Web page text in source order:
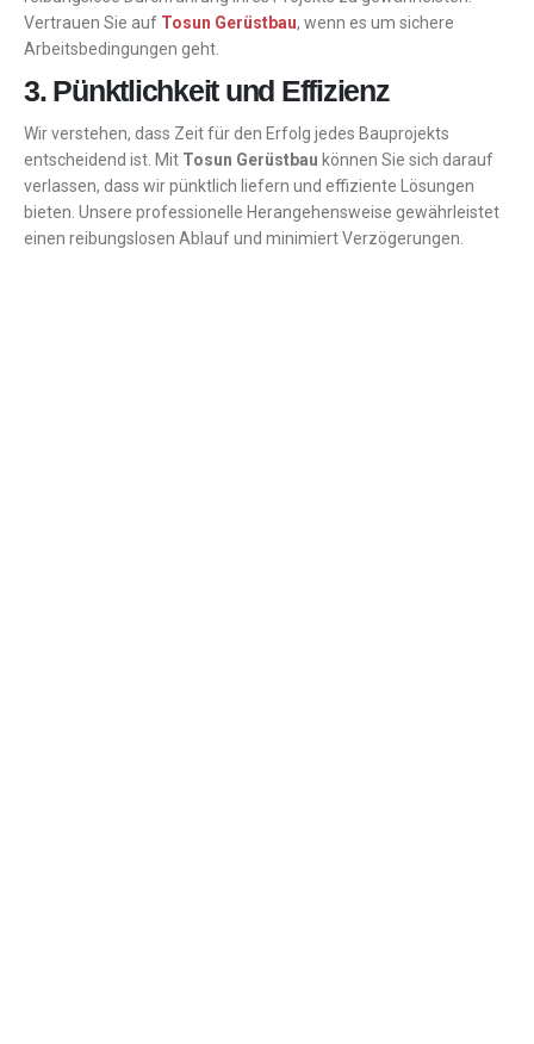
Vertrauen Sie auf Tosun Gerüstbau, wenn es um sichere
Arbeitsbedingungen geht.
3. Pünktlichkeit und Effizienz
Wir verstehen, dass Zeit für den Erfolg jedes Bauprojekts
entscheidend ist. Mit Tosun Gerüstbau können Sie sich darauf
verlassen, dass wir pünktlich liefern und effiziente Lösungen
bieten. Unsere professionelle Herangehensweise gewährleistet
einen reibungslosen Ablauf und minimiert Verzögerungen.